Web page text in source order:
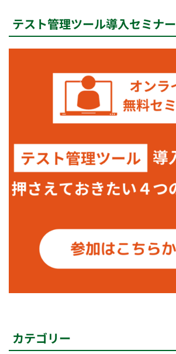
テスト管理ツール導入セミナー
カテゴリー